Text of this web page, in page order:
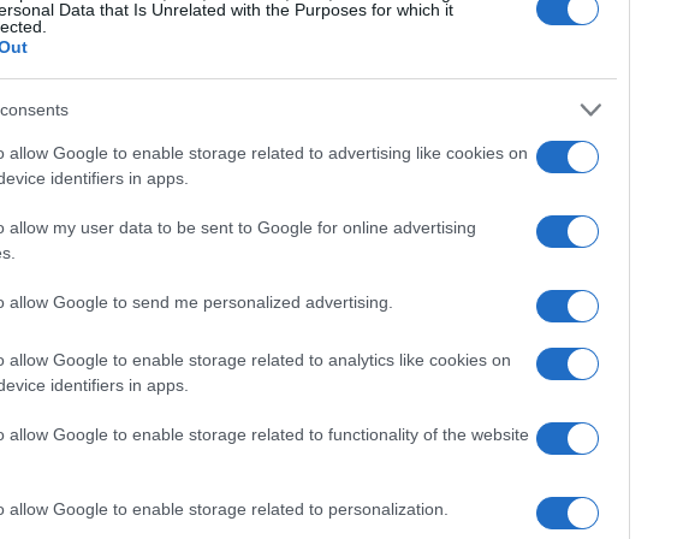
Data that Is Unrelated with the Purposes for which it
allow Google to enable storage related to advertising like cookies on
identifiers in apps.
allow my user data to be sent to Google for online advertising
allow Google to send me personalized advertising.
allow Google to enable storage related to analytics like cookies on
identifiers in apps.
allow Google to enable storage related to functionality of the website
allow Google to enable storage related to personalization.
La atención está puesta en la próxima reunión de la
a pesar de las críticas del presidenteTrump. Por
Karoline Leavitt
lo que ha traído un leve alivio a los